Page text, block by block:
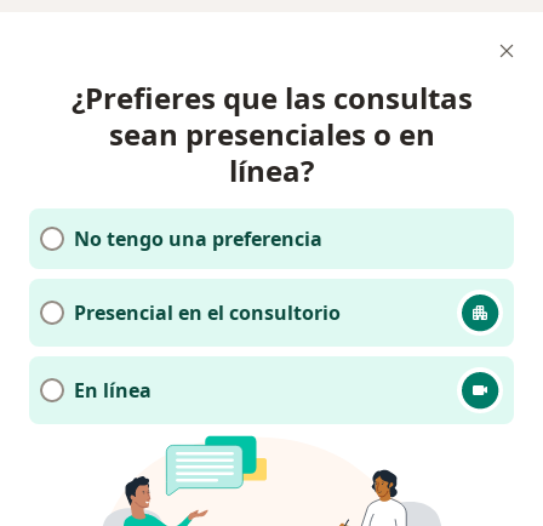
¿Prefieres que las consultas
sean presenciales o en
línea?
No tengo una preferencia
Presencial en el consultorio
En línea